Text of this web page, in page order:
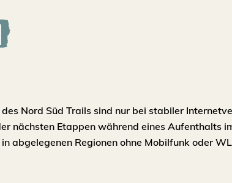
des Nord Süd Trails sind nur bei stabiler
nächsten Etappen während eines Aufenthalts
abgelegenen Regionen ohne Mobilfunk oder